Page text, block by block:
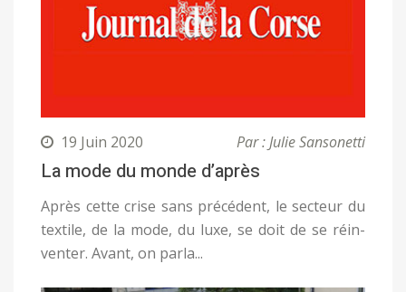
19 Juin 2020 Par : Julie Sansonetti
La mode du monde d’après
Après cette crise sans précédent, le secteur du
textile, de la mode, du luxe, se doit de se réin-
venter. Avant, on parla...